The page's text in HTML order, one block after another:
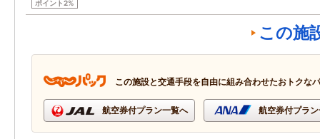
ポイント2%
この施
この施設と交通手段を自由に組み合わせたおトクな
航空券付プラン一覧へ 航空券付プラ